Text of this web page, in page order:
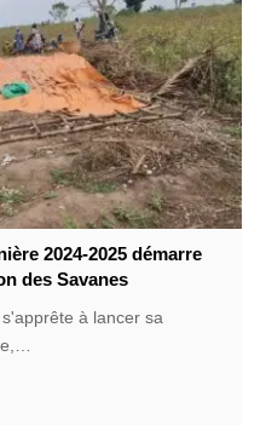
2024-2025 démarre
des Savanes
à lancer sa